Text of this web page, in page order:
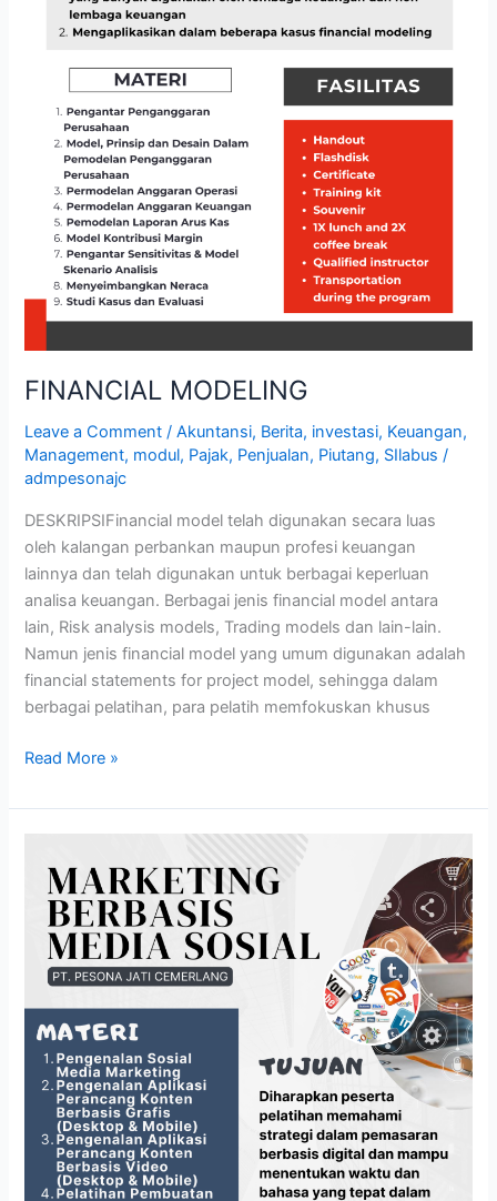
FINANCIAL MODELING
Leave a Comment /Akuntansi, Berita, investasi, Keuangan,
Management, modul, Pajak, Penjualan, Piutang, SIlabus /
admpesonajc
DESKRIPSIFinancial model telah digunakan secara luas
oleh kalangan perbankan maupun profesi keuangan
lainnya dan telah digunakan untuk berbagai keperluan
analisa keuangan. Berbagai jenis financial model antara
lain, Risk analysis models, Trading models dan lain-lain.
Namun jenis financial model yang umum digunakan adalah
financial statements for project model, sehingga dalam
berbagai pelatihan, para pelatih memfokuskan khusus
Read More »
BERBASIS
MEDIA
SOSIAL